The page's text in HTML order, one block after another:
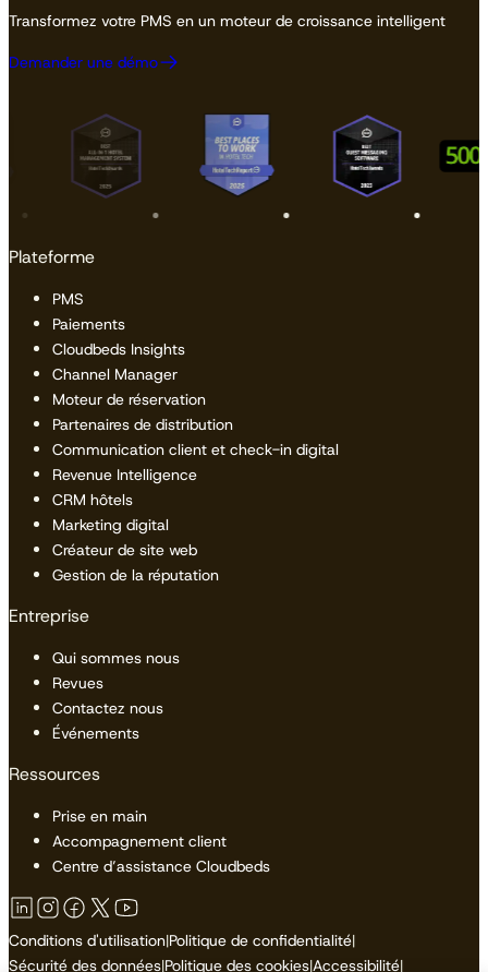
Transformez votre PMS en un moteur de croissance intelligent
Demander une démo
Plateforme
PMS
Paiements
Cloudbeds Insights
Channel Manager
Moteur de réservation
Partenaires de distribution
Communication client et check-in digital
Revenue Intelligence
CRM hôtels
Marketing digital
Créateur de site web
Gestion de la réputation
Entreprise
Qui sommes nous
Revues
Contactez nous
Événements
Ressources
Prise en main
Accompagnement client
Centre d’assistance Cloudbeds
Conditions d'utilisation|Politique de confidentialité|
Sécurité des données|Politique des cookies|Accessibilité|